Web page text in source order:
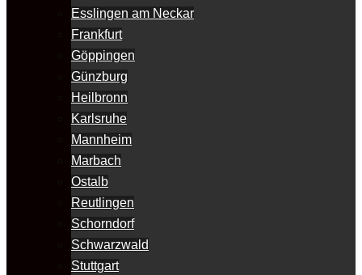
Esslingen am Neckar
Frankfurt
Göppingen
Günzburg
Heilbronn
Karlsruhe
Mannheim
Marbach
Ostalb
Reutlingen
Schorndorf
Schwarzwald
Stuttgart